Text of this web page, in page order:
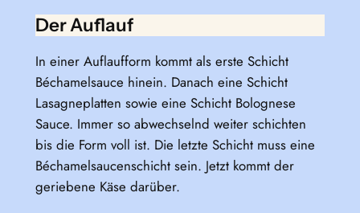
Der Auflauf
In einer Auflaufform kommt als erste Schicht
Béchamelsauce hinein. Danach eine Schicht
Lasagneplatten sowie eine Schicht Bolognese
Sauce. Immer so abwechselnd weiter schichten
bis die Form voll ist. Die letzte Schicht muss eine
Béchamelsaucenschicht sein. Jetzt kommt der
geriebene Käse darüber.